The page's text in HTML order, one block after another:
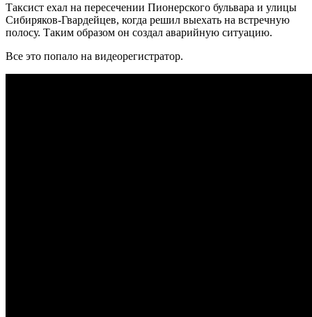
Таксист ехал на пересечении Пионерского бульвара и улицы
Сибиряков-Гвардейцев, когда решил выехать на встречную
полосу. Таким образом он создал аварийную ситуацию.
Все это попало на видеорегистратор.